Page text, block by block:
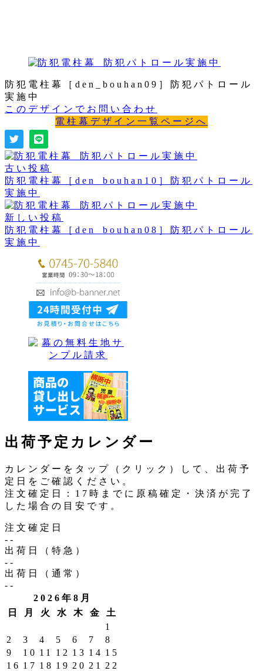
防犯電柱幕［den_bouhan09］防犯パトロール
実施中
このデザインでお問い合わせ
電柱幕デザイン一覧ページへ
古い投稿
防犯電柱幕［den_bouhan10］防犯パトロール
実施中
新しい投稿
防犯電柱幕［den_bouhan08］防犯パトロール
実施中
出荷予定カレンダー
カレンダーをタップ（クリック）して、出荷予
定日をご確認ください。
注文確定日：17時までに原稿確定・決済が完了
した場合の目安です。
注文確定日
--
出荷日（特急）
--
出荷日（通常）
--
2026年8月
日
月 火 水 木 金
土
1
2
3 4 5 6 7
8
9
10 11 12 13 14 15
16 17 18 19 20 21
22